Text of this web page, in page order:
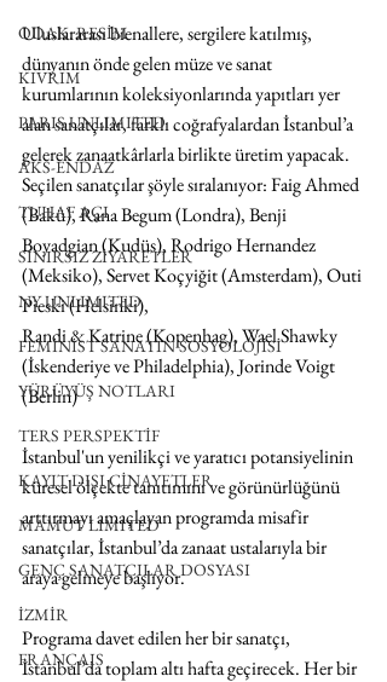
ODAK: RESİM
KIVRIM
PARIS UNLIMITED
AKS-ENDAZ
TUHAF AÇI
SINIRSIZ ZİYARETLER
NY UNLIMITED
FEMİNİST SANATIN SOSYOLOJİSİ
YÜRÜYÜŞ NOTLARI
TERS PERSPEKTİF
KAYIT DIŞI CİNAYETLER
MAMUT LIMITED
GENÇ SANATÇILAR DOSYASI
İZMİR
FRANÇAIS
Uluslararası bienallere, sergilere katılmış,
dünyanın önde gelen müze ve sanat
kurumlarının koleksiyonlarında yapıtları yer
alan sanatçılar, farklı coğrafyalardan İstanbul’a
gelerek zanaatkârlarla birlikte üretim yapacak.
Seçilen sanatçılar şöyle sıralanıyor: Faig Ahmed
(Bakü), Rana Begum (Londra), Benji
Boyadgian (Kudüs), Rodrigo Hernandez
(Meksiko), Servet Koçyiğit (Amsterdam), Outi
Pieski (Helsinki),
Randi & Katrine (Kopenhag), Wael Shawky
(İskenderiye ve Philadelphia), Jorinde Voigt
(Berlin)
İstanbul'un yenilikçi ve yaratıcı potansiyelinin
küresel ölçekte tanıtımını ve görünürlüğünü
arttırmayı amaçlayan programda misafir
sanatçılar, İstanbul’da zanaat ustalarıyla bir
araya gelmeye başlıyor.
Programa davet edilen her bir sanatçı,
İstanbul’da toplam altı hafta geçirecek. Her bir